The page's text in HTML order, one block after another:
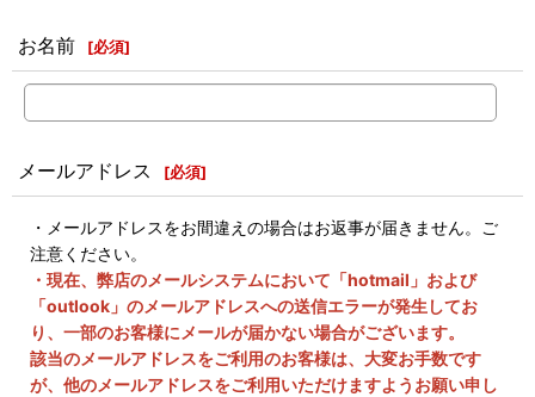
お名前 [必須]
メールアドレス [必須]
・メールアドレスをお間違えの場合はお返事が届きません。ご
注意ください。
・現在、弊店のメールシステムにおいて「hotmail」および
「outlook」のメールアドレスへの送信エラーが発生してお
り、一部のお客様にメールが届かない場合がございます。
該当のメールアドレスをご利用のお客様は、大変お手数です
が、他のメールアドレスをご利用いただけますようお願い申し